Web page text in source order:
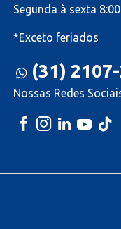
Segunda à sexta
*Exceto feriados
(31)
Nossas Redes